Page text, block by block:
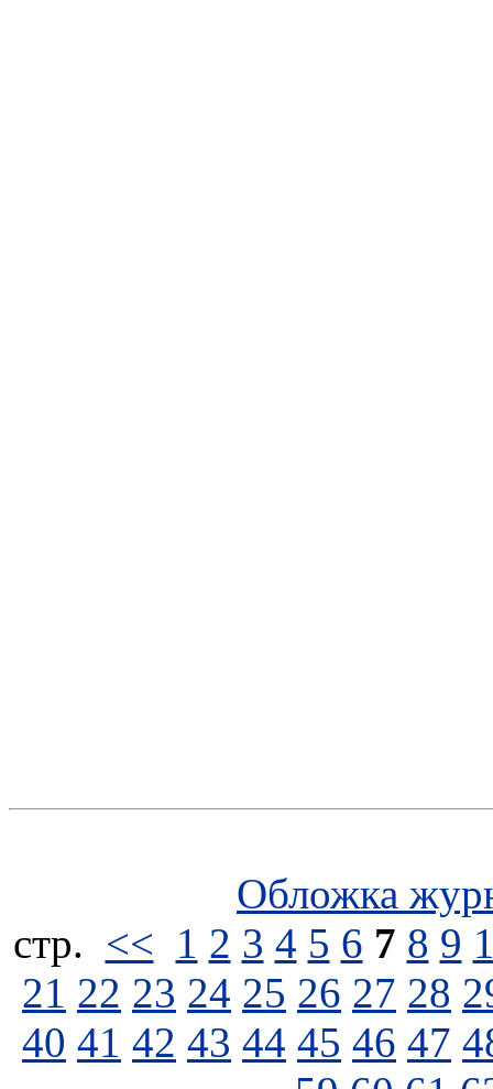
Обложка
стp. << 1 2 3 4 5 6 7 8 9
21 22 23 24 25 26 27 28
40 41 42 43 44 45 46 47